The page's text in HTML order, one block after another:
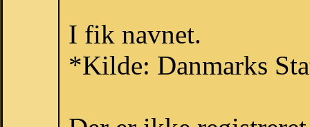
I fik navnet.
*Kilde: Danmarks